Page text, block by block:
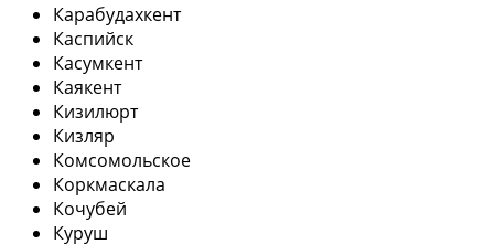
Карабудахкент
Каспийск
Касумкент
Каякент
Кизилюрт
Кизляр
Комсомольское
Коркмаскала
Кочубей
Куруш